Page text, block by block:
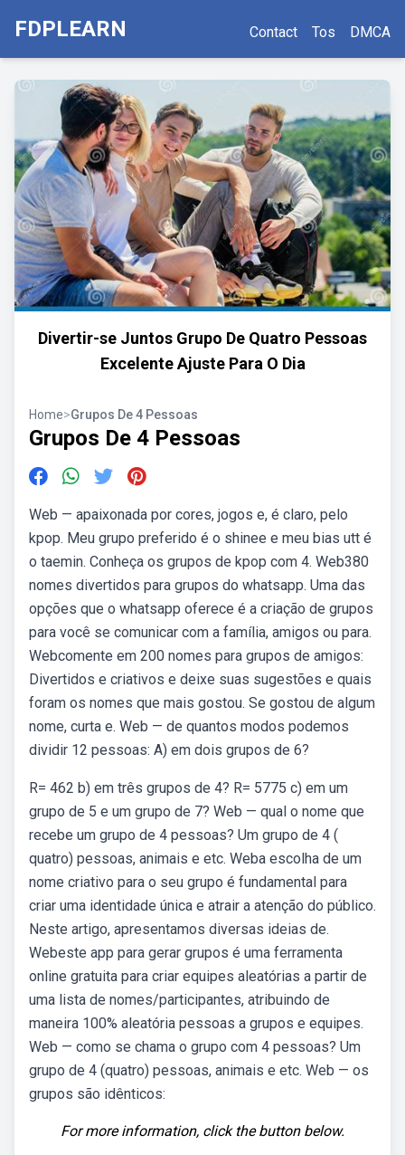
FDPLEARN Contact Tos DMCA
Divertir-se Juntos Grupo De Quatro Pessoas
Excelente Ajuste Para O Dia
Home>Grupos De 4 Pessoas
Grupos De 4 Pessoas
Web — apaixonada por cores, jogos e, é claro, pelo
kpop. Meu grupo preferido é o shinee e meu bias utt é
o taemin. Conheça os grupos de kpop com 4. Web380
nomes divertidos para grupos do whatsapp. Uma das
opções que o whatsapp oferece é a criação de grupos
para você se comunicar com a família, amigos ou para.
Webcomente em 200 nomes para grupos de amigos:
Divertidos e criativos e deixe suas sugestões e quais
foram os nomes que mais gostou. Se gostou de algum
nome, curta e. Web — de quantos modos podemos
dividir 12 pessoas: A) em dois grupos de 6?
R= 462 b) em três grupos de 4? R= 5775 c) em um
grupo de 5 e um grupo de 7? Web — qual o nome que
recebe um grupo de 4 pessoas? Um grupo de 4 (
quatro) pessoas, animais e etc. Weba escolha de um
nome criativo para o seu grupo é fundamental para
criar uma identidade única e atrair a atenção do público.
Neste artigo, apresentamos diversas ideias de.
Webeste app para gerar grupos é uma ferramenta
online gratuita para criar equipes aleatórias a partir de
uma lista de nomes/participantes, atribuindo de
maneira 100% aleatória pessoas a grupos e equipes.
Web — como se chama o grupo com 4 pessoas? Um
grupo de 4 (quatro) pessoas, animais e etc. Web — os
grupos são idênticos:
For more information, click the button below.